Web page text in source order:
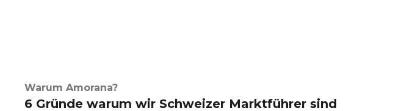
Warum Amorana?
6 Gründe warum wir Schweizer Marktführer sind